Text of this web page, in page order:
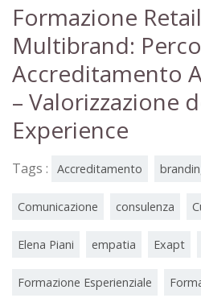
Formazione
Multibrand:
Accreditamento
– Valorizzazione
Experience
Tags : Accreditamento
Comunicazione consulenza
Elena Piani empatia Exapt
Formazione Esperienziale